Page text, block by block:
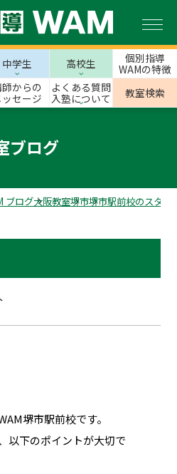
中学生 高校生
個別指導
WAMの特徴
からの
ッセージ
よくある質問
入塾について
教室検索
ブログ
ブログ大阪教室堺市堺市駅前校のスタッ
堺市駅前校です。
以下のポイントが大切で